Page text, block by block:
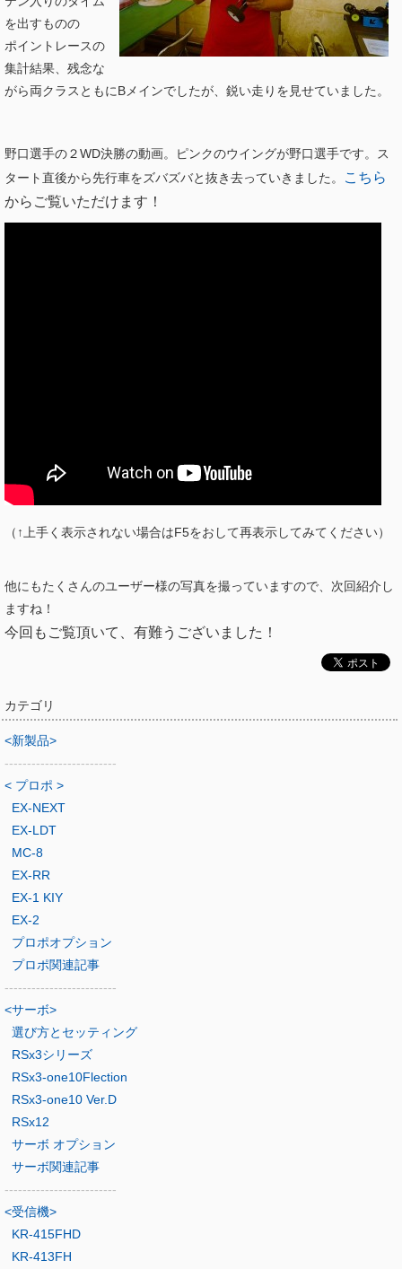
を出すものの
ポイントレースの
集計結果、残念な
がら両クラスともにBメインでしたが、鋭い走りを見せていました。
野口選手の２WD決勝の動画。ピンクのウイングが野口選手です。ス
タート直後から先行車をズバズバと抜き去っていきました。
こちら
からご覧いただけます！
（↑上手く表示されない場合はF5をおして再表示してみてください）
他にもたくさんのユーザー様の写真を撮っていますので、次回紹介し
ますね！
今回もご覧頂いて、有難うございました！
カテゴリ
<新製品>
-------------------------
< プロポ >
EX-NEXT
EX-LDT
MC-8
EX-RR
EX-1 KIY
EX-2
プロポオプション
プロポ関連記事
-------------------------
<サーボ>
選び方とセッティング
RSx3シリーズ
RSx3-one10Flection
RSx3-one10 Ver.D
RSx12
サーボ オプション
サーボ関連記事
-------------------------
<受信機>
KR-415FHD
KR-413FH